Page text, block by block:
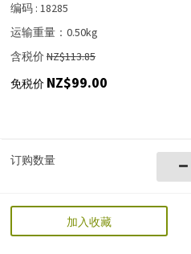
编码 : 18285
运输重量：0.50kg
含税价 NZ$113.85
免税价 NZ$99.00
订购数量
加入收藏